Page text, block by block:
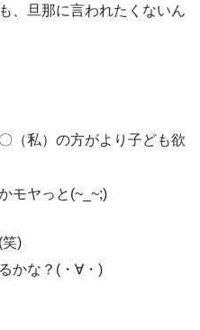
、旦那に言われたくないん
（私）の方がより子ども欲
モヤっと(~_~;)
)
かな？(・∀・)